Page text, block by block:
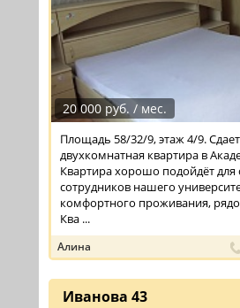
20 000 руб. / мес.
Площадь 58/32/9, этаж 4/9.
двухкомнатная квартира в
Квартира хорошо подойдёт для
сотрудников нашего
комфортного проживания,
Ква ...
Алина
Иванова 43